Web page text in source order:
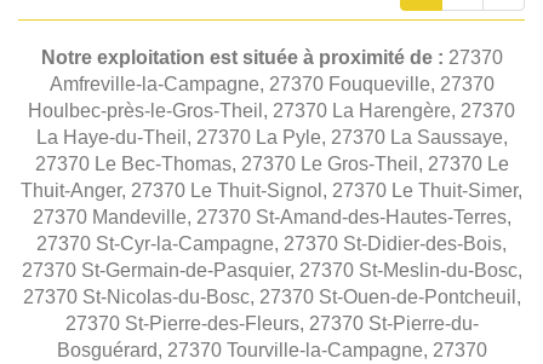
Notre exploitation est située à proximité de : 27370
Amfreville-la-Campagne, 27370 Fouqueville, 27370
Houlbec-près-le-Gros-Theil, 27370 La Harengère, 27370
La Haye-du-Theil, 27370 La Pyle, 27370 La Saussaye,
27370 Le Bec-Thomas, 27370 Le Gros-Theil, 27370 Le
Thuit-Anger, 27370 Le Thuit-Signol, 27370 Le Thuit-Simer,
27370 Mandeville, 27370 St-Amand-des-Hautes-Terres,
27370 St-Cyr-la-Campagne, 27370 St-Didier-des-Bois,
27370 St-Germain-de-Pasquier, 27370 St-Meslin-du-Bosc,
27370 St-Nicolas-du-Bosc, 27370 St-Ouen-de-Pontcheuil,
27370 St-Pierre-des-Fleurs, 27370 St-Pierre-du-
Bosguérard, 27370 Tourville-la-Campagne, 27370